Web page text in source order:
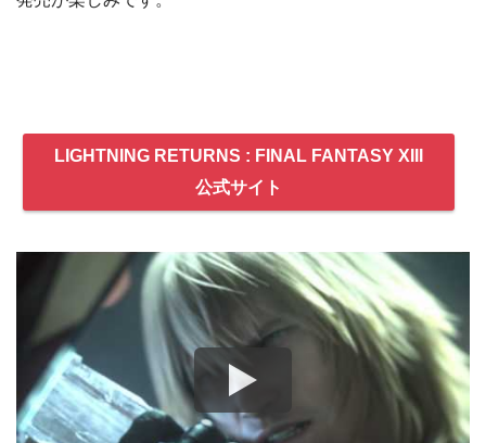
LIGHTNING RETURNS : FINAL FANTASY XIII
公式サイト